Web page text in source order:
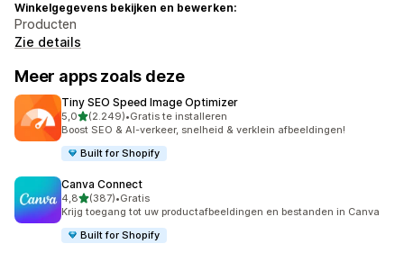
Winkelgegevens bekijken en bewerken:
Producten
Zie details
Meer apps zoals deze
Tiny SEO Speed Image Optimizer
5,0van 5 sterren
(2.249)
2249 recensies in totaal
•Gratis te installeren
Boost SEO & AI-verkeer, snelheid & verklein afbeeldingen!
Built for Shopify
Canva Connect
4,8van 5 sterren
(387)
387 recensies in totaal
•Gratis
Krijg toegang tot uw productafbeeldingen en bestanden in Canva
Built for Shopify